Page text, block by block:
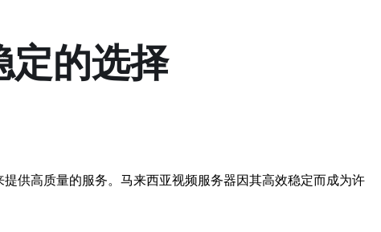
定的选择
供高质量的服务。马来西亚视频服务器因其高效稳定而成为许